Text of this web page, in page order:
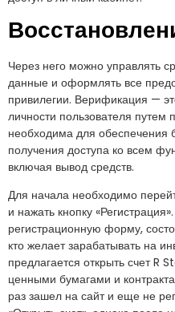
Через него можно управлять
данные и оформлять все
привилегии. Верификация —
личности пользователя путем
необходима для обеспечения
получения доступа ко всем
включая вывод средств.
Для начала необходимо
и нажать кнопку
регистрационную форму,
кто желает зарабатывать на
предлагается открыть счет R
ценными бумагами и
раз зашел на сайт и еще не